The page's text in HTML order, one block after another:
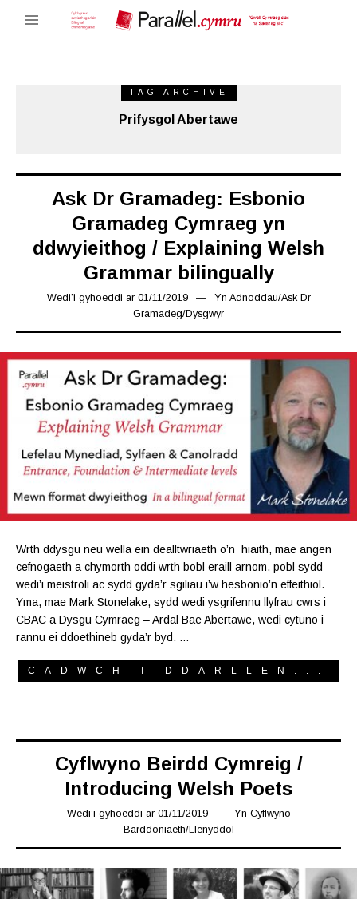
TAG ARCHIVE
Prifysgol Abertawe
Ask Dr Gramadeg: Esbonio
Gramadeg Cymraeg yn
ddwyieithog / Explaining Welsh
Grammar bilingually
Wedi’i gyhoeddi ar 01/11/201926/11/2019
Yn Adnoddau/Ask Dr
Gramadeg/Dysgwyr
Wrth ddysgu neu wella ein dealltwriaeth o’n hiaith, mae angen
cefnogaeth a chymorth oddi wrth bobl eraill arnom, pobl sydd
wedi’i meistroli ac sydd gyda’r sgiliau i’w hesbonio’n effeithiol.
Yma, mae Mark Stonelake, sydd wedi ysgrifennu llyfrau cwrs i
CBAC a Dysgu Cymraeg – Ardal Bae Abertawe, wedi cytuno i
rannu ei ddoethineb gyda’r byd. …
CADWCH I DDARLLEN...
Cyflwyno Beirdd Cymreig /
Introducing Welsh Poets
Wedi’i gyhoeddi ar 01/11/201908/11/2019
Yn Cyflwyno
Barddoniaeth/Llenyddol